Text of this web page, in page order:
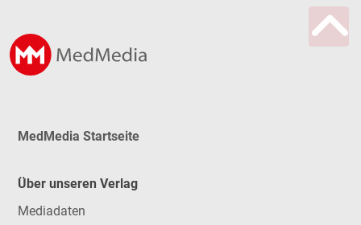
MedMedia Startseite
Über unseren Verlag
Mediadaten